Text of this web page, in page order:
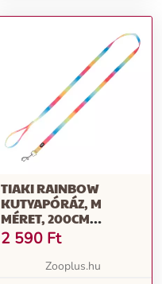
TIAKI RAINBOW
KUTYAPÓRÁZ, M
MÉRET, 200CM
HOSSZÚ, 20MM SZÉLES
2 590 Ft
Zooplus.hu